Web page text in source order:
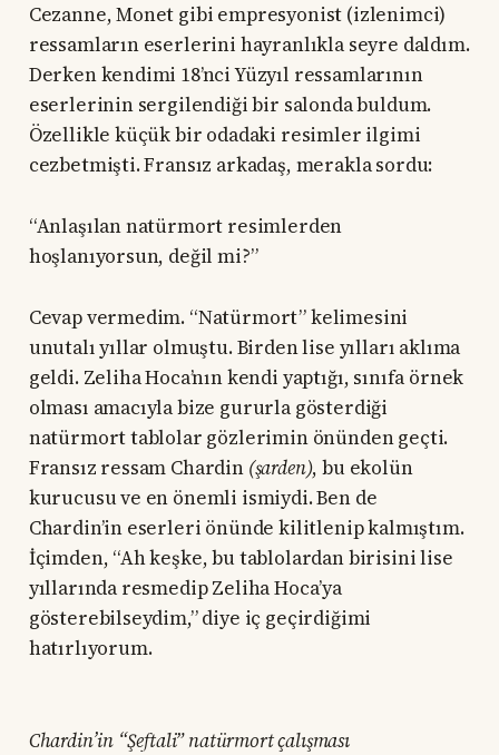
Cezanne, Monet gibi empresyonist (izlenimci)
ressamların eserlerini hayranlıkla seyre daldım.
Derken kendimi 18’nci Yüzyıl ressamlarının
eserlerinin sergilendiği bir salonda buldum.
Özellikle küçük bir odadaki resimler ilgimi
cezbetmişti. Fransız arkadaş, merakla sordu:
“Anlaşılan natürmort resimlerden
hoşlanıyorsun, değil mi?”
Cevap vermedim. “Natürmort” kelimesini
unutalı yıllar olmuştu. Birden lise yılları aklıma
geldi. Zeliha Hoca’nın kendi yaptığı, sınıfa örnek
olması amacıyla bize gururla gösterdiği
natürmort tablolar gözlerimin önünden geçti.
Fransız ressam Chardin (şarden), bu ekolün
kurucusu ve en önemli ismiydi. Ben de
Chardin’in eserleri önünde kilitlenip kalmıştım.
İçimden, “Ah keşke, bu tablolardan birisini lise
yıllarında resmedip Zeliha Hoca’ya
gösterebilseydim,” diye iç geçirdiğimi
hatırlıyorum.
Chardin’in “Şeftali” natürmort çalışması